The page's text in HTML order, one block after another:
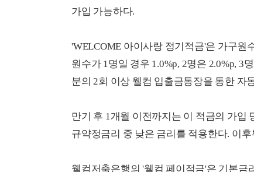
가입 가능하다.
'WELCOME 아이사랑 정기적금'은 가구원
원수가 1명일 경우 1.0%p, 2명은 2.0%p, 3
분의 2회 이상 웰컴 입출금통장을 통한 자
만기 후 1개월 이전까지는 이 적금의 가입
규약정금리 중 낮은 금리를 적용한다. 이
웰컴저축은행의 '웰컴 페이적금'은 기본금